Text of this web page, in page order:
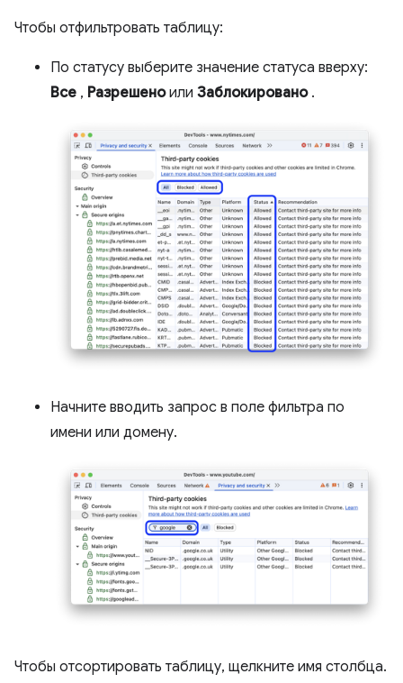
Чтобы отфильтровать таблицу:
По статусу выберите значение статуса вверху:
Все , Разрешеноили Заблокировано.
Начните вводить запрос в поле фильтра по
имени или домену.
Чтобы отсортировать таблицу, щелкните имя столбца.